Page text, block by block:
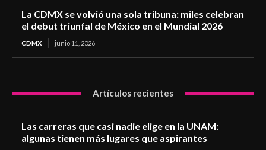
La CDMX se volvió una sola tribuna: miles celebran
el debut triunfal de México en el Mundial 2026
CDMX junio 11, 2026
Artículos recientes
Las carreras que casi nadie elige en la UNAM:
algunas tienen más lugares que aspirantes